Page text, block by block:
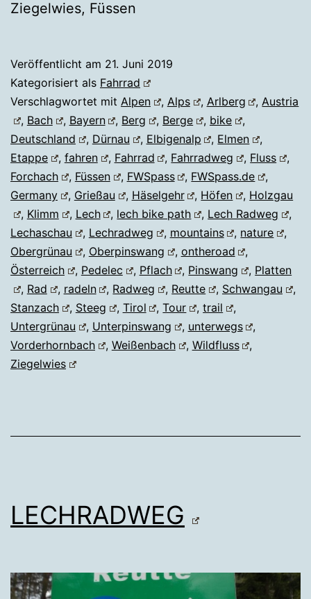
Ziegelwies, Füssen
Veröffentlicht am 21. Juni 2019
Kategorisiert als Fahrrad
Verschlagwortet mit Alpen , Alps , Arlberg ,Austria
, Bach , Bayern , Berg , Berge , bike
,
Deutschland
, Dürnau , Elbigenalp , Elmen
,
Etappe
, fahren , Fahrrad , Fahrradweg , Fluss
,
Forchach
, Füssen , FWSpass , FWSpass.de
,
Germany
, Grießau , Häselgehr , Höfen , Holzgau
, Klimm , Lech , lech bike path , Lech Radweg
,
Lechaschau
, Lechradweg , mountains , nature
,
Obergrünau
, Oberpinswang , ontheroad
,
Österreich
, Pedelec , Pflach , Pinswang , Platten
, Rad , radeln , Radweg , Reutte , Schwangau
,
Stanzach
, Steeg , Tirol ,Tour ,trail
,
Untergrünau
, Unterpinswang , unterwegs
,
Vorderhornbach
, Weißenbach , Wildfluss
,
Ziegelwies
LECHRADWEG